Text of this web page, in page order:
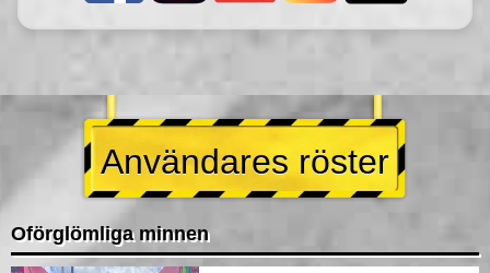
Användares röster
Oförglömliga minnen